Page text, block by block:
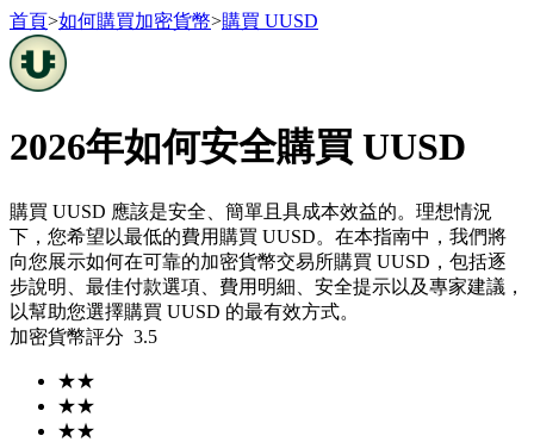
合約
USDT永續
多種以USDT結算的永續合約
首頁>如何購買加密貨幣>購買 UUSD
2026年如何安全購買 UUSD
購買 UUSD 應該是安全、簡單且具成本效益的。理想情況
下，您希望以最低的費用購買 UUSD。在本指南中，我們將
向您展示如何在可靠的加密貨幣交易所購買 UUSD，包括逐
步說明、最佳付款選項、費用明細、安全提示以及專家建議，
以幫助您選擇購買 UUSD 的最有效方式。
加密貨幣評分 3.5
★★
★★
★★